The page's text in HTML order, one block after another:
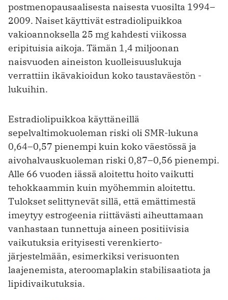
postmenopausaalisesta naisesta vuosilta 1994–
2009. Naiset käyttivät estradiolipuikkoa
vakioannoksella 25 mg kahdesti viikossa
eripituisia aikoja. Tämän 1,4 miljoonan
naisvuoden ­aineiston kuolleisuuslukuja
verrattiin ikävakioidun koko taustaväestön ­
lukuihin.
Estradiolipuikkoa käyttäneillä
sepelvaltimokuoleman riski oli SMR-lukuna
0,64–0,57 pienempi kuin koko väestössä ja
aivohalvauskuoleman riski 0,87–0,56 pienempi.
Alle 66 vuoden iässä aloitettu hoito vaikutti
tehokkaammin kuin ­myöhemmin aloitettu.
Tulokset selittynevät sillä, että emättimestä
imeytyy estrogeenia riittävästi aiheuttamaan
vanhastaan tunnettuja aineen positiivisia
vaikutuksia erityisesti verenkierto­
järjestelmään, esimerkiksi verisuonten
laajenemista, ateroomaplakin stabili­saatiota ja
lipidivaikutuksia.